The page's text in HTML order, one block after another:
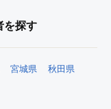
を探す
宮城県 秋田県